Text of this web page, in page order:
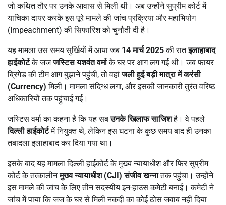
जो कथित तौर पर उनके आवास से मिली थी। अब उन्होंने सुप्रीम कोर्ट में
याचिका दायर करके इस पूरे मामले की जांच प्रक्रिया और महाभियोग
(Impeachment) की सिफारिश को चुनौती दी है।
यह मामला उस समय सुर्खियों में आया जब 14मार्च2025की रातइलाहाबाद
हाईकोर्टके जजजस्टिस यशवंत वर्माके घर पर आग लग गई थी। जब फायर
ब्रिगेड की टीम आग बुझाने पहुंची, तो वहांजली हुई बड़ी मात्रा में करंसी
(Currency) मिली। मामला संदिग्ध लगा, और इसकी जानकारी तुरंत वरिष्ठ
अधिकारियों तक पहुंचाई गई।
जस्टिस वर्मा का कहना है कि यह सबउनके खिलाफ साजिशहै। वे पहले
दिल्ली हाईकोर्टमें नियुक्त थे, लेकिन इस घटना के कुछ समय बाद ही उनका
तबादला इलाहाबाद कर दिया गया था।
इसके बाद यह मामला दिल्ली हाईकोर्ट के मुख्य न्यायाधीश और फिर सुप्रीम
कोर्ट के तत्कालीनमुख्य न्यायाधीश (CJI)संजीव खन्नातक पहुंचा। उन्होंने
इस मामले की जांच के लिए तीन सदस्यीय इन-हाउस कमेटी बनाई। कमेटी ने
जांच में पाया कि जज के घर से मिली नकदी का कोई ठोस जवाब नहीं दिया